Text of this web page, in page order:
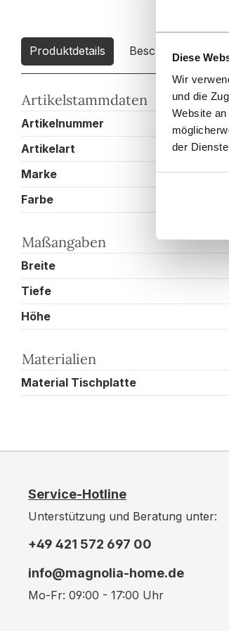
Diese
Wir
und die
Website
der
Produktdetails Beschreibung
Artikelstammdaten
Artikelnummer
Artikelart
Marke
Farbe
Maßangaben
Breite
Tiefe
Höhe
Materialien
Material Tischplatte
Service-Hotline
Unterstützung und Beratung unter:
+49 421 572 697 00
info@magnolia-home.de
Mo-Fr: 09:00 - 17:00 Uhr